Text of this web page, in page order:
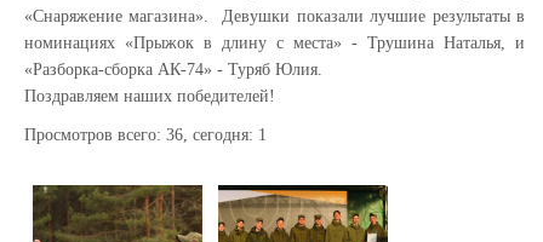
«Снаряжение магазина».
Девушки показали лучшие результаты в
номинациях «Прыжок в длину с места» - Трушина Наталья, и
«Разборка-сборка АК-74» - Туряб Юлия.
Поздравляем наших победителей!
Просмотров всего: 36, сегодня: 1